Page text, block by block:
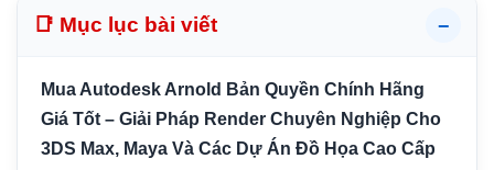
📑 Mục lục bài viết −
Mua Autodesk Arnold Bản Quyền Chính Hãng
Giá Tốt – Giải Pháp Render Chuyên Nghiệp Cho
3DS Max, Maya Và Các Dự Án Đồ Họa Cao Cấp